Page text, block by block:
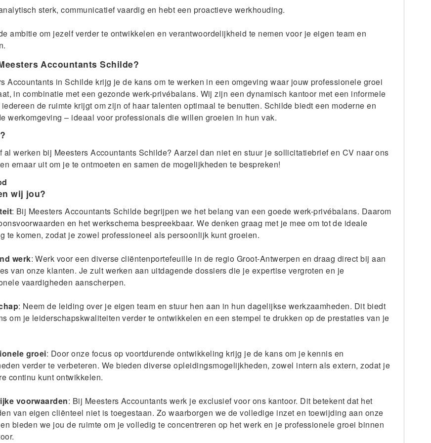
sterk, communicatief vaardig en hebt een proactieve werkhouding.
ambitie om jezelf verder te ontwikkelen en verantwoordelijkheid te nemen voor je eigen team en
Accountants Schilde?
Accountants in Schilde krijg je de kans om te werken in een omgeving waar jouw professionele groei
in combinatie met een gezonde werk-privébalans. Wij zijn een dynamisch kantoor met een informele
de ruimte krijgt om zijn of haar talenten optimaal te benutten. Schilde biedt een moderne en
werkomgeving – ideaal voor professionals die willen groeien in hun vak.
al werken bij Meesters Accountants Schilde? Aarzel dan niet en stuur je sollicitatiebrief en CV naar ons
ernaar uit om je te ontmoeten en samen de mogelijkheden te bespreken!
wij jou?
: Bij Meesters Accountants Schilde begrijpen we het belang van een goede werk-privébalans. Daarom
en het werkschema bespreekbaar. We denken graag met je mee om tot de ideale
te komen, zodat je zowel professioneel als persoonlijk kunt groeien.
werk: Werk voor een diverse cliëntenportefeuille in de regio Groot-Antwerpen en draag direct bij aan
van onze klanten. Je zult werken aan uitdagende dossiers die je expertise vergroten en je
vaardigheden aanscherpen.
: Neem de leiding over je eigen team en stuur hen aan in hun dagelijkse werkzaamheden. Dit biedt
om je leiderschapskwaliteiten verder te ontwikkelen en een stempel te drukken op de prestaties van je
groei: Door onze focus op voortdurende ontwikkeling krijg je de kans om je kennis en
verder te verbeteren. We bieden diverse opleidingsmogelijkheden, zowel intern als extern, zodat je
continu kunt ontwikkelen.
voorwaarden: Bij Meesters Accountants werk je exclusief voor ons kantoor. Dit betekent dat het
van eigen cliënteel niet is toegestaan. Zo waarborgen we de volledige inzet en toewijding aan onze
bieden we jou de ruimte om je volledig te concentreren op het werk en je professionele groei binnen